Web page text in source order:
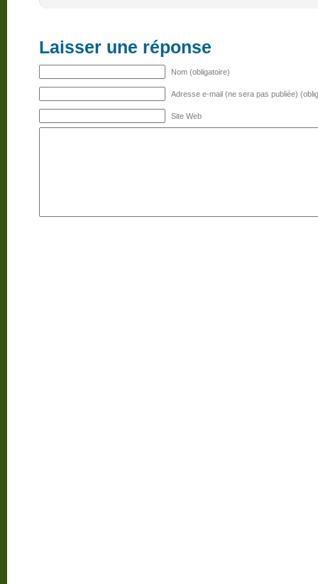
Laisser une réponse
Nom (obligatoire)
Adresse e-mail (ne sera pas publiée)
Site Web